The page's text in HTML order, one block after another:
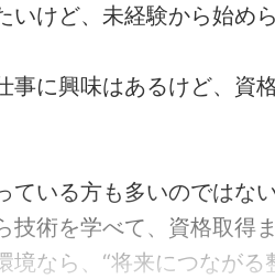
（正社員）を大募集！
許（AT限定可）必須
・設計スキルを習得でき
休日121日で働きやすい
全額会社負担！国家資
いけど、未経験から始め
事に興味はあるけど、資
ている方も多いのではな
技術を学べて、資格取得
境なら、“将来につながる